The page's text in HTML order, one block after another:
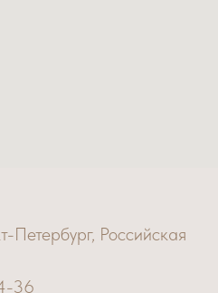
Петербург, Российская
36